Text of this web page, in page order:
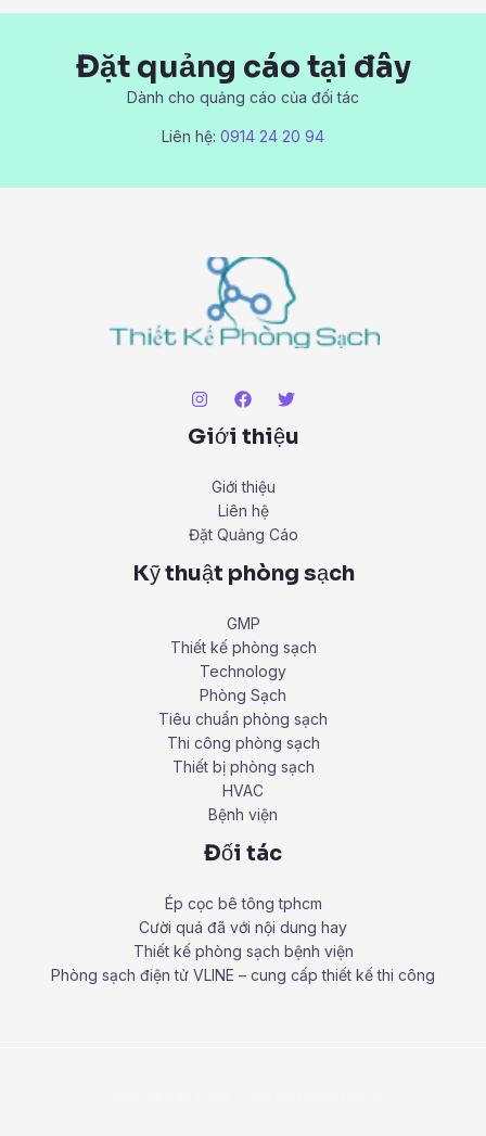
Đặt quảng cáo tại đây
Dành cho quảng cáo của đối tác
Liên hệ: 0914 24 20 94
Giới thiệu
Giới thiệu
Liên hệ
Đặt Quảng Cáo
Kỹ thuật phòng sạch
GMP
Thiết kế phòng sạch
Technology
Phòng Sạch
Tiêu chuẩn phòng sạch
Thi công phòng sạch
Thiết bị phòng sạch
HVAC
Bệnh viện
Đối tác
Ép cọc bê tông tphcm
Cười quá đã với nội dung hay
Thiết kế phòng sạch bệnh viện
Phòng sạch điện tử VLINE – cung cấp thiết kế thi công